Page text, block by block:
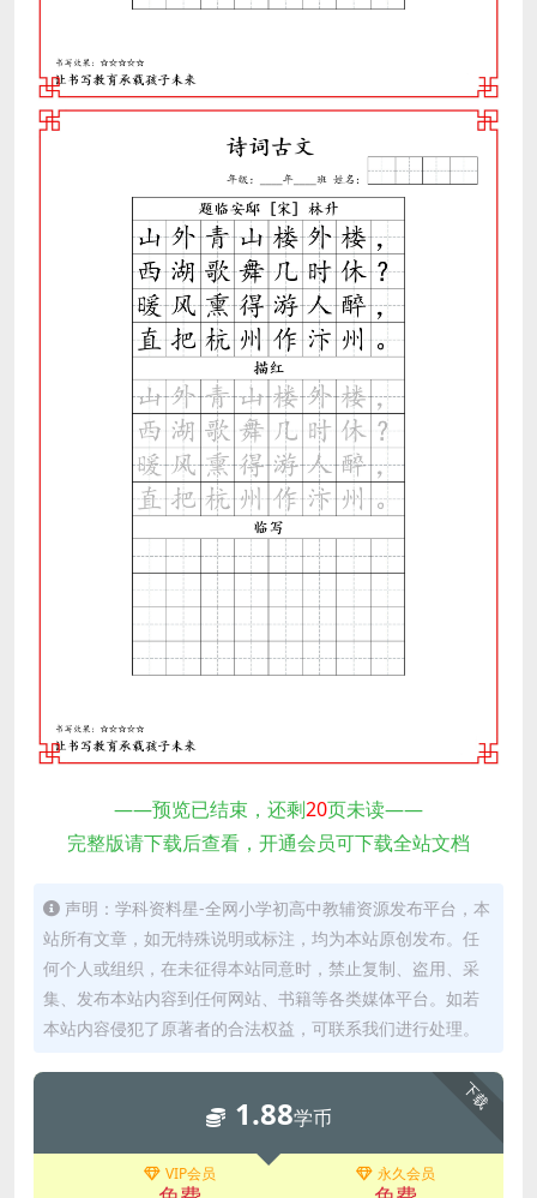
——预览已结束，还剩20页未读——
完整版请下载后查看，开通会员可下载全站文档
声明：学科资料星-全网小学初高中教辅资源发布平台，本
站所有文章，如无特殊说明或标注，均为本站原创发布。任
何个人或组织，在未征得本站同意时，禁止复制、盗用、采
集、发布本站内容到任何网站、书籍等各类媒体平台。如若
本站内容侵犯了原著者的合法权益，可联系我们进行处理。
下载
1.88学币
VIP会员 永久会员